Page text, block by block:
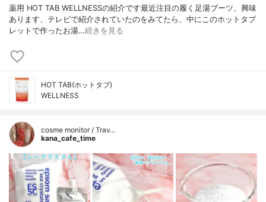
薬用 HOT TAB WELLNESSの紹介です最近注目の履く足湯ブーツ、興味
あります、テレビで紹介されていたのをみてたら、中にこのホットタブ
レットで作ったお湯…続きを見る
HOT TAB(ホットタブ)
WELLNESS
cosme monitor / Trav…
kana_cafe_time